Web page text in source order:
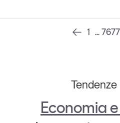
modo indipendente il
consumo e dell’economia a
1 ... 7677
Tendenze
Economia